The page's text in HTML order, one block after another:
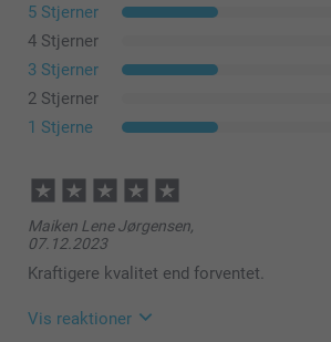
5 Stjerner
4 Stjerner
3 Stjerner
2 Stjerner
1 Stjerne
Maiken Lene Jørgensen,
07.12.2023
Kraftigere kvalitet end forventet.
Vis reaktioner